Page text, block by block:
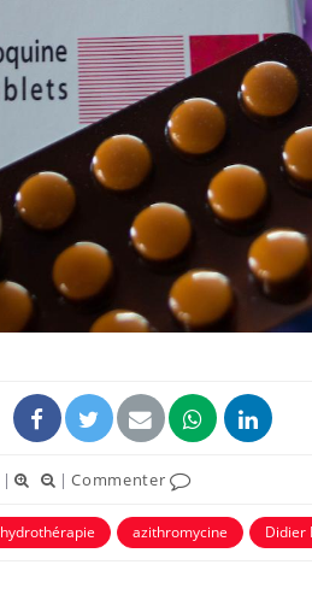
| |Commenter
hydrothérapie azithromycine Didier